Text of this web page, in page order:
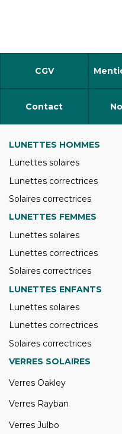
CGV
Contact
LUNETTES HOMMES
Lunettes solaires
Lunettes correctrices
Solaires correctrices
LUNETTES FEMMES
Lunettes solaires
Lunettes correctrices
Solaires correctrices
LUNETTES ENFANTS
Lunettes solaires
Lunettes correctrices
Solaires correctrices
VERRES SOLAIRES
Verres Oakley
Verres Rayban
Verres Julbo